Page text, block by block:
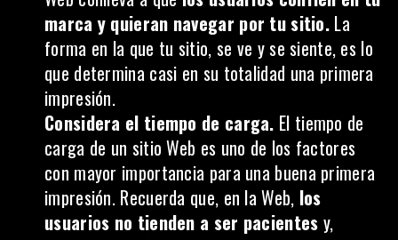
marca y quieran navegar por tu sitio. La
forma en la que tu sitio, se ve y se siente, es lo
que determina casi en su totalidad una primera
impresión.
Considera el tiempo de carga. El tiempo de
carga de un sitio Web es uno de los factores
con mayor importancia para una buena primera
impresión. Recuerda que, en la Web, los
usuarios no tienden a ser pacientes y,